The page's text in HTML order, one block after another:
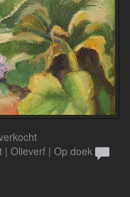
| Olieverf | Op doek